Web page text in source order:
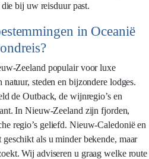
bij uw reisduur past.
in Oceanië
Zeeland populair voor luxe
steden en bijzondere lodges.
de Outback, de wijnregio’s en
In Nieuw-Zeeland zijn fjorden,
regio’s geliefd. Nieuw-Caledonië en
als u minder bekende, maar
Wij adviseren u graag welke route